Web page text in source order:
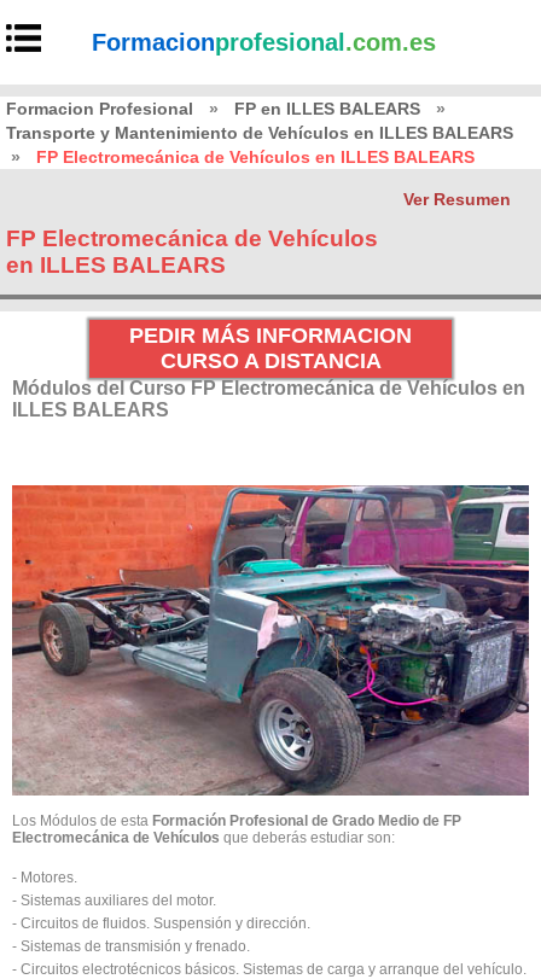
Formacionprofesional .com.es
Formacion Profesional » FP en ILLES BALEARS
»
Transporte y Mantenimiento de Vehículos en ILLES BALEARS
»
FP Electromecánica de Vehículos en ILLES BALEARS
Ver Resumen
FP Electromecánica de Vehículos
en ILLES BALEARS
PEDIR MÁS INFORMACION
CURSO A DISTANCIA
Módulos del Curso FP Electromecánica de Vehículos en
ILLES BALEARS
Los Módulos de esta Formación Profesional de Grado Medio de FP
Electromecánica de Vehículos que deberás estudiar son:
- Motores.
- Sistemas auxiliares del motor.
- Circuitos de fluidos. Suspensión y dirección.
- Sistemas de transmisión y frenado.
- Circuitos electrotécnicos básicos. Sistemas de carga y arranque del vehículo.